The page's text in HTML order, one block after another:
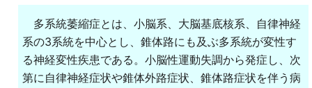
多系統萎縮症とは、小脳系、大脳基底核系、自律神経
系の3系統を中心とし、錐体路にも及ぶ多系統が変性す
る神経変性疾患である。小脳性運動失調から発症し、次
第に自律神経症状や錐体外路症状、錐体路症状を伴う病